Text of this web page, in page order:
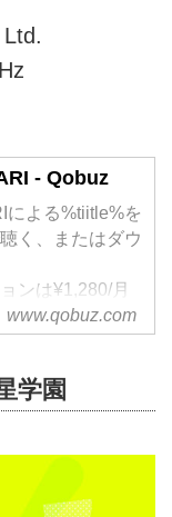
- Qobuz
による%tiitle%を
く、またはダウ
ンは¥1,280/月
www.qobuz.com
学園